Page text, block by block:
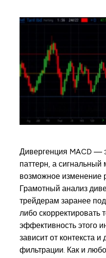
Дивергенция MACD —
паттерн, а
возможное изменение
Грамотный анализ
трейдерам заранее
либо скорректировать
эффективность этого
зависит от контекста и
фильтрации. Как и